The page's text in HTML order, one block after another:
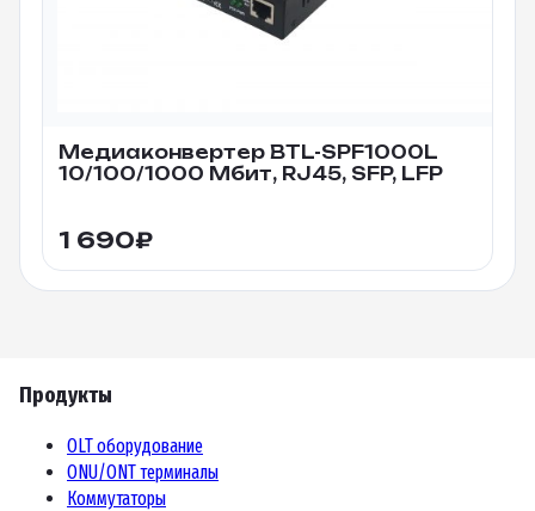
Медиаконвертер BTL-SPF1000L
10/100/1000 Мбит, RJ45, SFP, LFP
1 690₽
Продукты
OLT оборудование
ONU/ONT терминалы
Коммутаторы